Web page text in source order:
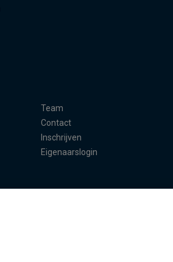
Team
Contact
Inschrijven
Eigenaarslogin